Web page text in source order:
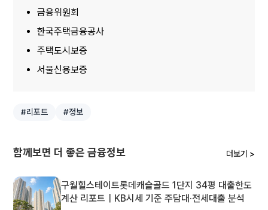
금융위원회
한국주택금융공사
주택도시보증
서울신용보증
#리포트 #정보
함께보면 더 좋은 금융정보 더보기 >
구월힐스테이트롯데캐슬골드 1단지 34평 대출한도
계산 리포트｜KB시세 기준 주담대·전세대출 분석